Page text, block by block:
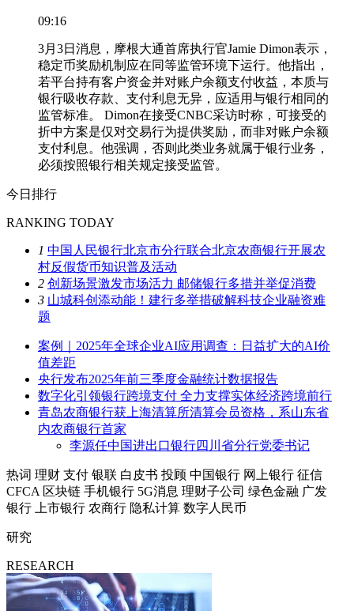
09:16
3月3日消息，摩根大通首席执行官Jamie Dimon表示，
稳定币奖励机制应在同等监管环境下运行。他指出，
若平台持有客户资金并对账户余额支付收益，本质与
银行吸收存款、支付利息无异，应适用与银行相同的
监管标准。 Dimon在接受CNBC采访时称，可接受的
折中方案是仅对交易行为提供奖励，而非对账户余额
支付利息。他强调，否则此类业务就属于银行业务，
必须按照银行相关规定接受监管。
今日排行
RANKING TODAY
1 中国人民银行北京市分行联合北京农商银行开展农
村反假货币知识普及活动
2 创新场景激发市场活力 邮储银行多措并举促消费
3 山城科创添动能！建行多举措破解科技企业融资难
题
案例｜2025年全球企业AI应用调查：日益扩大的AI价
值差距
央行发布2025年前三季度金融统计数据报告
数字化引领银行跨境支付 全力支撑实体经济跨境前行
青岛农商银行获上海清算所清算会员资格，系山东省
内农商银行首家
李源任中国进出口银行四川省分行党委书记
热词 理财 支付 银联 白皮书 投顾 中国银行 网上银行 征信
CFCA 区块链 手机银行 5G消息 理财子公司 绿色金融 广发
银行
上市银行 农商行 隐私计算 数字人民币
研究
RESEARCH